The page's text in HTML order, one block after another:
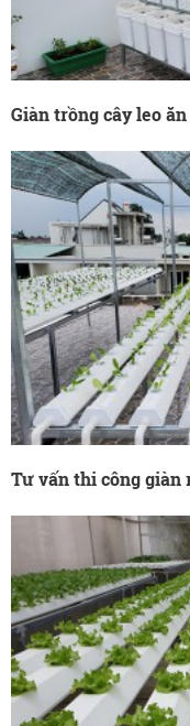
Giàn trồng cây leo
Tư vấn thi công giàn